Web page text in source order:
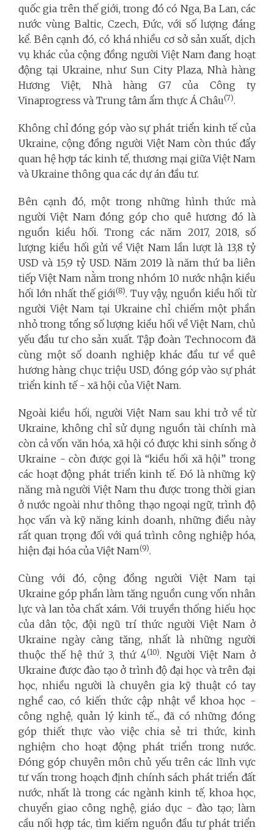
quốc gia trên thế giới, trong đó có Nga, Ba Lan, các
nước vùng Baltic, Czech, Ðức, với số lượng đáng
kể. Bên cạnh đó, có khá nhiều cơ sở sản xuất, dịch
vụ khác của cộng đồng người Việt Nam đang hoạt
động tại Ukraine, như Sun City Plaza, Nhà hàng
Hương Việt, Nhà hàng G7 của Công ty
Vinaprogress và Trung tâm ẩm thực Á Châu(7).
Không chỉ đóng góp vào sự phát triển kinh tế của
Ukraine, cộng đồng người Việt Nam còn thúc đẩy
quan hệ hợp tác kinh tế, thương mại giữa Việt Nam
và Ukraine thông qua các dự án đầu tư.
Bên cạnh đó, một trong những hình thức mà
người Việt Nam đóng góp cho quê hương đó là
nguồn kiều hối. Trong các năm 2017, 2018, số
lượng kiều hối gửi về Việt Nam lần lượt là 13,8 tỷ
USD và 15,9 tỷ USD. Năm 2019 là năm thứ ba liên
tiếp Việt Nam nằm trong nhóm 10 nước nhận kiều
hối lớn nhất thế giới(8). Tuy vậy, nguồn kiều hối từ
người Việt Nam tại Ukraine chỉ chiếm một phần
nhỏ trong tổng số lượng kiều hối về Việt Nam, chủ
yếu đầu tư cho sản xuất. Tập đoàn Technocom đã
cùng một số doanh nghiệp khác đầu tư về quê
hương hàng chục triệu USD, đóng góp vào sự phát
triển kinh tế - xã hội của Việt Nam.
Ngoài kiều hối, người Việt Nam sau khi trở về từ
Ukraine, không chỉ sử dụng nguồn tài chính mà
còn cả vốn văn hóa, xã hội có được khi sinh sống ở
Ukraine - còn được gọi là “kiều hối xã hội” trong
các hoạt động phát triển kinh tế. Đó là những kỹ
năng mà người Việt Nam thu được trong thời gian
ở nước ngoài như thông thạo ngoại ngữ, trình độ
học vấn và kỹ năng kinh doanh, những điều này
rất quan trọng đối với quá trình công nghiệp hóa,
hiện đại hóa của Việt Nam(9).
Cùng với đó, cộng đồng người Việt Nam tại
Ukraine góp phần làm tăng nguồn cung vốn nhân
lực và lan tỏa chất xám. Với truyền thống hiếu học
của dân tộc, đội ngũ trí thức người Việt Nam ở
Ukraine ngày càng tăng, nhất là những người
thuộc thế hệ thứ 3, thứ 4(10). Người Việt Nam ở
Ukraine được đào tạo ở trình độ đại học và trên đại
học, nhiều người là chuyên gia kỹ thuật có tay
nghề cao, có kiến thức cập nhật về khoa học -
công nghệ, quản lý kinh tế..., đã có những đóng
góp thiết thực vào việc chia sẻ tri thức, kinh
nghiệm cho hoạt động phát triển trong nước.
Đóng góp chuyên môn chủ yếu trên các lĩnh vực
tư vấn trong hoạch định chính sách phát triển đất
nước, nhất là trong các ngành kinh tế, khoa học,
chuyển giao công nghệ, giáo dục - đào tạo; làm
cầu nối hợp tác, tìm kiếm nguồn đầu tư phát triển